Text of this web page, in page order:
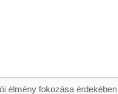
élmény fokozása